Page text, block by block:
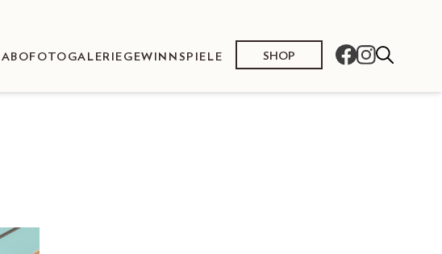
ABOFOTOGALERIE GEWINNSPIELE SHOP